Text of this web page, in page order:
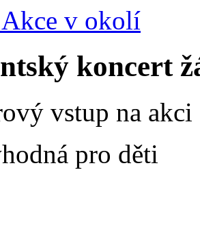
Akce v okolí
koncert
vstup na akci
pro děti